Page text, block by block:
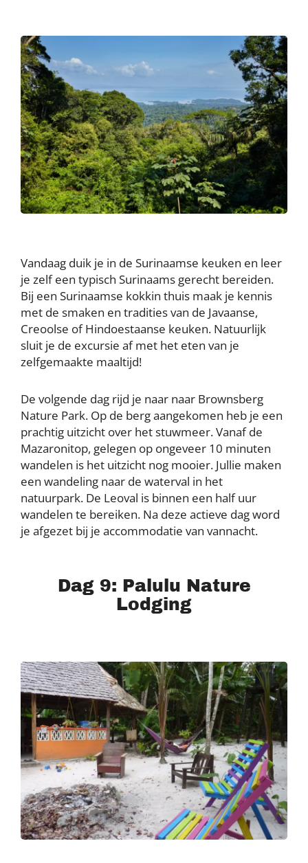
Vandaag duik je in de Surinaamse keuken en leer
je zelf een typisch Surinaams gerecht bereiden.
Bij een Surinaamse kokkin thuis maak je kennis
met de smaken en tradities van de Javaanse,
Creoolse of Hindoestaanse keuken. Natuurlijk
sluit je de excursie af met het eten van je
zelfgemaakte maaltijd!
De volgende dag rijd je naar naar Brownsberg
Nature Park. Op de berg aangekomen heb je een
prachtig uitzicht over het stuwmeer. Vanaf de
Mazaronitop, gelegen op ongeveer 10 minuten
wandelen is het uitzicht nog mooier. Jullie maken
een wandeling naar de waterval in het
natuurpark. De Leoval is binnen een half uur
wandelen te bereiken. Na deze actieve dag word
je afgezet bij je accommodatie van vannacht.
Dag 9: Palulu Nature
Lodging